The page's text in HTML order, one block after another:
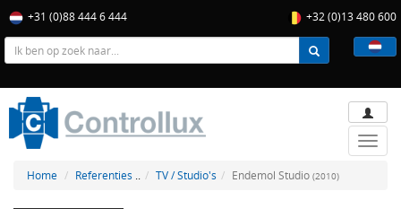
+31 (0)88 444 6 444 +32 (0)13 480 600
Toggle
Home
Referenties TV / Studio's Endemol Studio (2010)